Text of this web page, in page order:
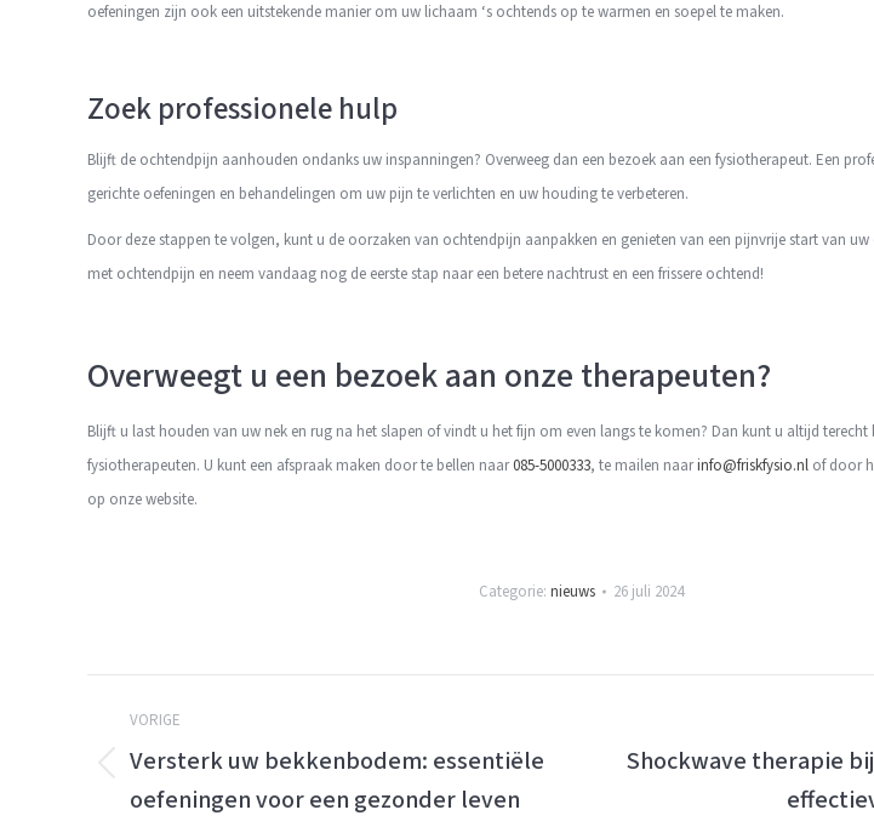
oefeningen zijn ook een uitstekende manier om uw lichaam ‘s ochtends op te warmen en soepel te maken.
Zoek professionele hulp
Blijft de ochtendpijn aanhouden ondanks uw inspanningen? Overweeg dan een bezoek aan een fysiotherapeut. Een
gerichte oefeningen en behandelingen om uw pijn te verlichten en uw houding te verbeteren.
Door deze stappen te volgen, kunt u de oorzaken van ochtendpijn aanpakken en genieten van een pijnvrije start van
met ochtendpijn en neem vandaag nog de eerste stap naar een betere nachtrust en een frissere ochtend!
Overweegt u een bezoek aan onze therapeuten?
Blijft u last houden van uw nek en rug na het slapen of vindt u het fijn om even langs te komen? Dan kunt u altijd terecht
fysiotherapeuten. U kunt een afspraak maken door te bellen naar085-5000333, te mailen naarinfo@friskfysio.nl of door
op onze website.
Categorie: nieuws 26 juli 2024
VORIGE
bericht:
Versterk uw bekkenbodem: essentiële
oefeningen voor een gezonder leven
Shockwave therapie